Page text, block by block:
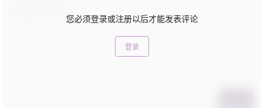
您必须登录或注册以后才能发表评论
登录